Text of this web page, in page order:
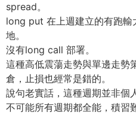
spread。
long put 在上週建立的有跑
地。
沒有long call 部署。
這種高低震蕩走勢與單邊走勢
倉，止損也經常是錯的。
說句老實話，這種週期並非個
不可能所有週期都全能，積習